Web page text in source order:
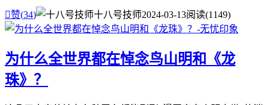
赞(34) 十八号技师2024-03-13阅读(1149)
为什么全世界都在悼念鸟山明和《龙
珠》？